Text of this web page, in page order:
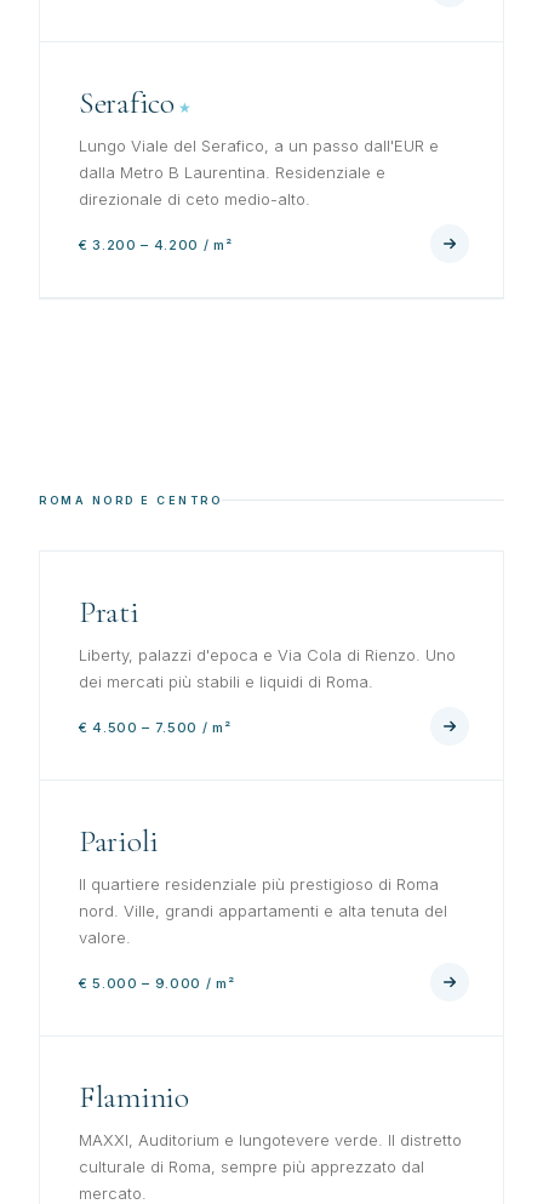
Serafico
Lungo Viale del Serafico, a un passo dall'EUR e
dalla Metro B Laurentina. Residenziale e
direzionale di ceto medio-alto.
€ 3.200 – 4.200 / m²
ROMA NORD E CENTRO
Prati
Liberty, palazzi d'epoca e Via Cola di Rienzo. Uno
dei mercati più stabili e liquidi di Roma.
€ 4.500 – 7.500 / m²
Parioli
Il quartiere residenziale più prestigioso di Roma
nord. Ville, grandi appartamenti e alta tenuta del
valore.
€ 5.000 – 9.000 / m²
Flaminio
MAXXI, Auditorium e lungotevere verde. Il distretto
culturale di Roma, sempre più apprezzato dal
mercato.